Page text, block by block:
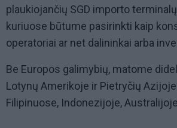
plaukiojančių SGD importo
kuriuose būtume pasirinkti kaip
operatoriai ar net dalininkai arba
Be Europos galimybių, matome
Lotynų Amerikoje ir Pietryčių
Filipinuose, Indonezijoje,